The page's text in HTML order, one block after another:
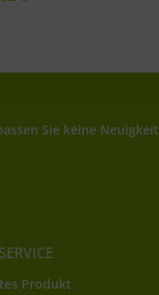
Sie keine Neuigkeit
Produkt